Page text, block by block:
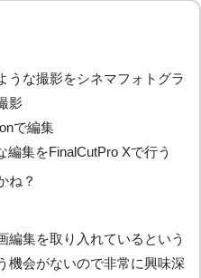
うな撮影をシネマフォトグラ
影
で編集
集をFinalCutPro Xで行う
ね？
編集を取り入れているという
機会がないので非常に興味深